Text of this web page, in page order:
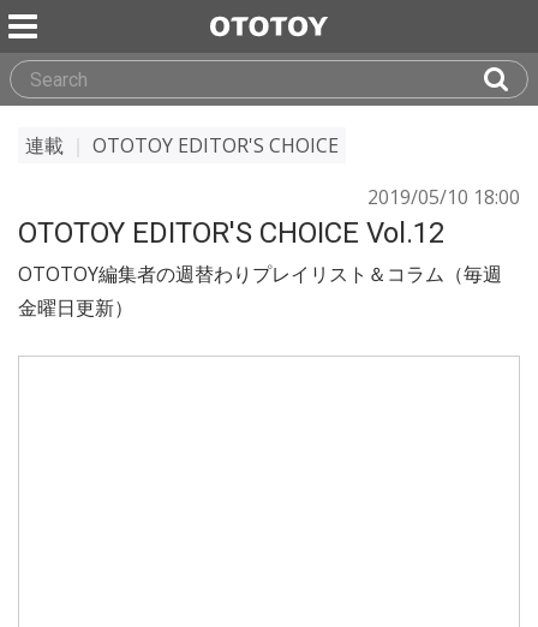
連載
OTOTOY EDITOR'S CHOICE
2019/05/10 18:00
OTOTOY EDITOR'S CHOICE Vol.12
OTOTOY編集者の週替わりプレイリスト＆コラム（毎週
金曜日更新）